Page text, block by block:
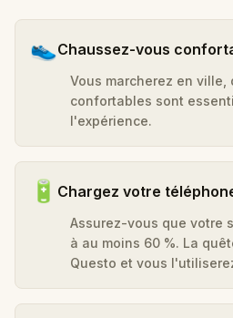
👟Chaussez-vous
Vous marcherez en ville,
confortables sont
l'expérience.
🔋 Chargez votre
Assurez-vous que votre
à au moins 60 %. La
Questo et vous